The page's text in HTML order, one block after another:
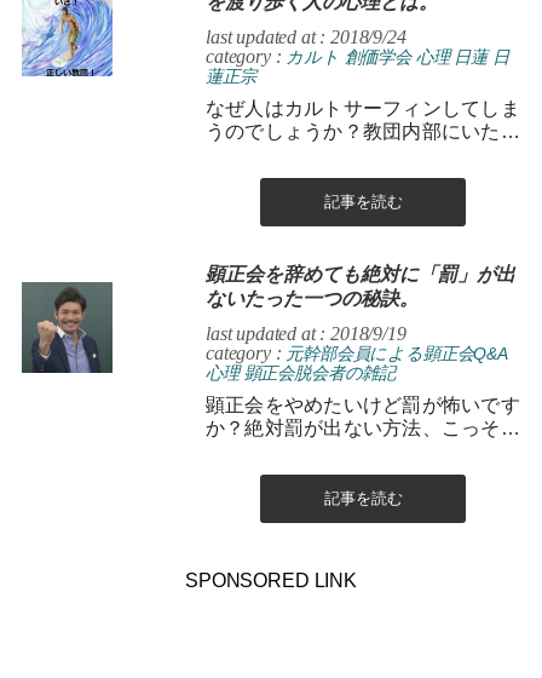
last updated at : 2018/9/24
category : カルト 創価学会 心理 日蓮 日
蓮正宗
なぜ人はカルトサーフィンしてしま
うのでしょうか？教団内部にいたか
てみます。
記事を読む
顕正会を辞めても絶対に「罰」が出
ないたった一つの秘訣。
last updated at : 2018/9/19
category : 元幹部会員による顕正会Q&A
心理 顕正会脱会者の雑記
顕正会をやめたいけど罰が怖いです
か？絶対罰が出ない方法、こっそり
記事を読む
SPONSORED LINK